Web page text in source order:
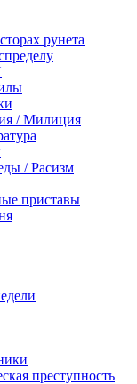
рунета
/ Милиция
/ Расизм
приставы
преступность